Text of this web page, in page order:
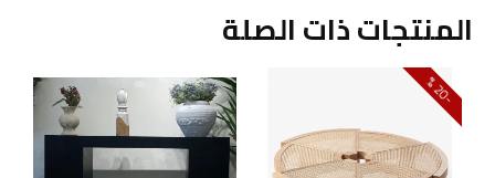
المنتجات ذات الصلة
-
2
0
%